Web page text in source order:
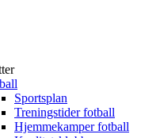
Sportsplan
Treningstider fotball
Hjemmekamper fotball